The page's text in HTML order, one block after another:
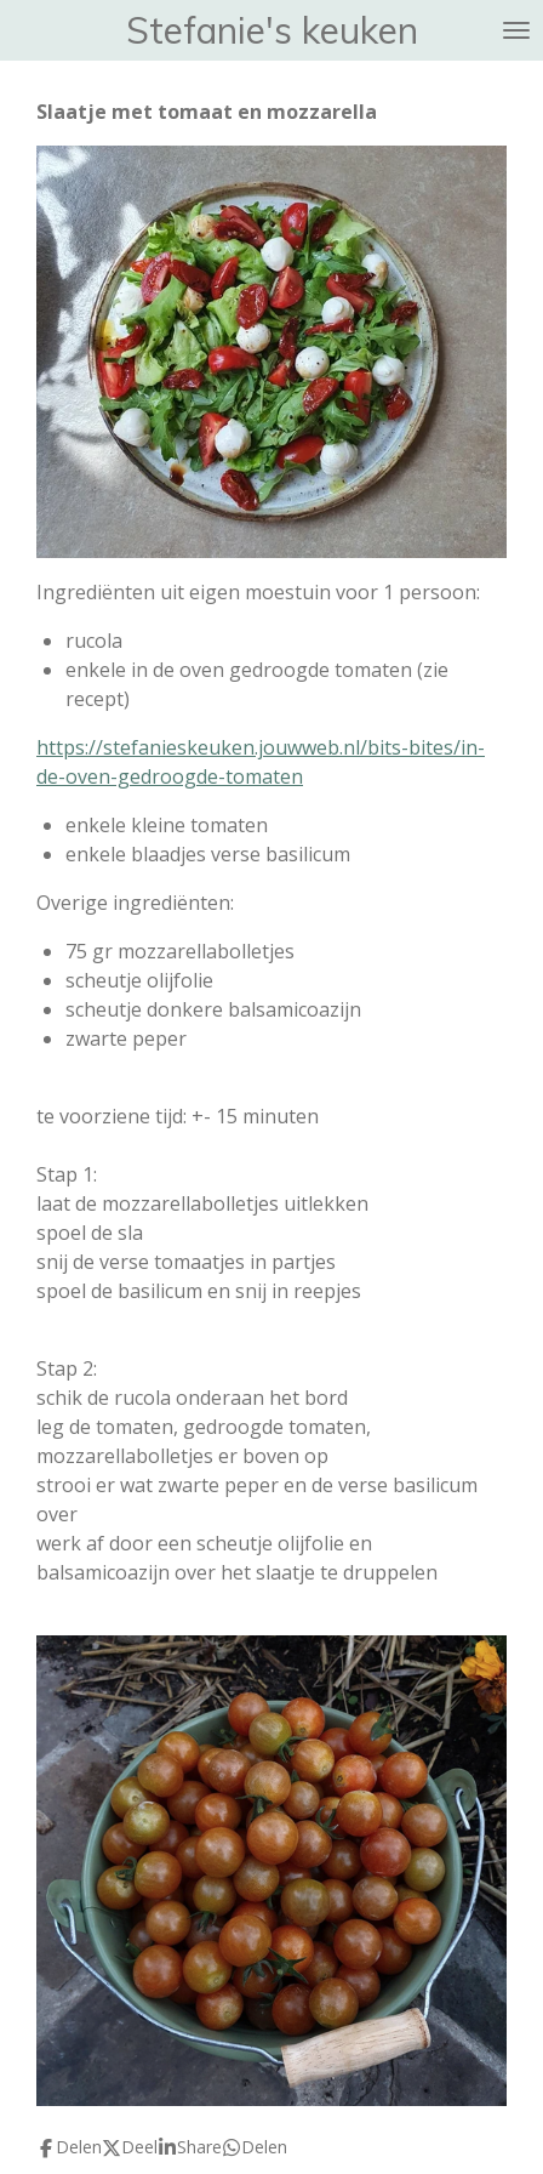
hoofdinhoud
Stefanie's keuken
Slaatje met tomaat en mozzarella
Ingrediënten uit eigen moestuin voor 1 persoon:
rucola
enkele in de oven gedroogde tomaten (zie
recept)
https://stefanieskeuken.jouwweb.nl/bits-bites/in-
de-oven-gedroogde-tomaten
enkele kleine tomaten
enkele blaadjes verse basilicum
Overige ingrediënten:
75 gr mozzarellabolletjes
scheutje olijfolie
scheutje donkere balsamicoazijn
zwarte peper
te voorziene tijd: +- 15 minuten
Stap 1:
laat de mozzarellabolletjes uitlekken
spoel de sla
snij de verse tomaatjes in partjes
spoel de basilicum en snij in reepjes
Stap 2:
schik de rucola onderaan het bord
leg de tomaten, gedroogde tomaten,
mozzarellabolletjes er boven op
strooi er wat zwarte peper en de verse basilicum
over
werk af door een scheutje olijfolie en
balsamicoazijn over het slaatje te druppelen
Delen Deel Share Delen